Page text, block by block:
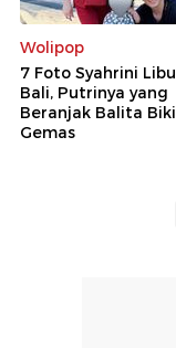
Wolipop
7 Foto Syahrini
Bali, Putrinya yang
Beranjak Balita
Gemas